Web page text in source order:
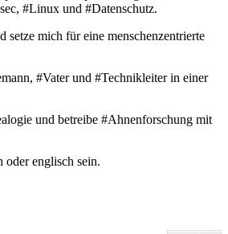
#Linux und #Datenschutz.
setze mich für eine menschenzentrierte
#Vater und #Technikleiter in einer
und betreibe #Ahnenforschung mit
oder englisch sein.